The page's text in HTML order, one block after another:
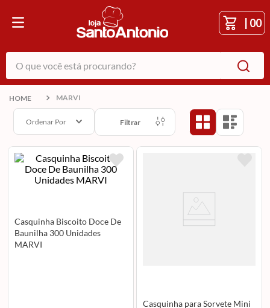
00
O que você está procurando?
MARVI
Ordenar Por Filtrar
Casquinha Biscoito Doce De
Baunilha 300 Unidades
MARVI
Casquinha para Sorvete Mini